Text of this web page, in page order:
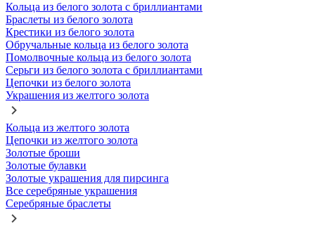
Кольца из белого золота с бриллиантами
Браслеты из белого золота
Крестики из белого золота
Обручальные кольца из белого золота
Помолвочные кольца из белого золота
Серьги из белого золота с бриллиантами
Цепочки из белого золота
Украшения из желтого золота
Кольца из желтого золота
Цепочки из желтого золота
Золотые броши
Золотые булавки
Золотые украшения для пирсинга
Все серебряные украшения
Серебряные браслеты